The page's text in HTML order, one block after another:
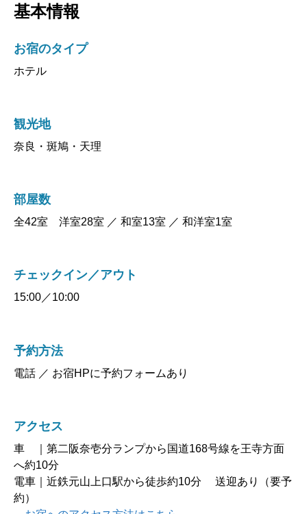
基本情報
お宿のタイプ
ホテル
観光地
奈良・斑鳩・天理
部屋数
全42室 洋室28室 ／ 和室13室 ／ 和洋室1室
チェックイン／アウト
15:00／10:00
予約方法
電話 ／ お宿HPに予約フォームあり
アクセス
車 ｜第二阪奈壱分ランプから国道168号線を王寺方面
へ約10分
電車｜近鉄元山上口駅から徒歩約10分 送迎あり（要予
約）